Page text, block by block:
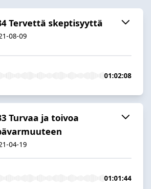
Tervettä skeptisyyttä
08-09
01:02:08
Turvaa ja toivoa
04-19
01:01:44